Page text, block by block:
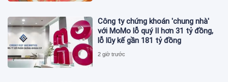
Công ty chứng khoán 'chung nhà'
với MoMo lỗ quý II hơn 31 tỷ đồng,
lỗ lũy kế gần 181 tỷ đồng
2 giờ trước